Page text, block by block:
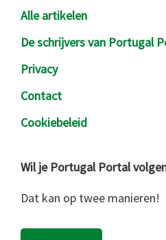
Alle artikelen
De schrijvers van Portugal
Privacy
Contact
Cookiebeleid
Wil je Portugal Portal
Dat kan op twee manieren!